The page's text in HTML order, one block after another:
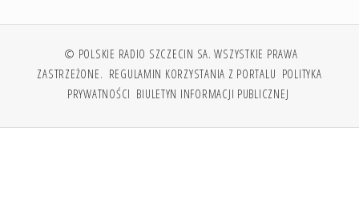
© POLSKIE RADIO SZCZECIN SA. WSZYSTKIE PRAWA
ZASTRZEŻONE. REGULAMIN KORZYSTANIA Z PORTALU POLITYKA
PRYWATNOŚCI BIULETYN INFORMACJI PUBLICZNEJ